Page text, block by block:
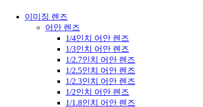
이미징 렌즈
어안 렌즈
1/4인치 어안 렌즈
1/3인치 어안 렌즈
1/2.7인치 어안 렌즈
1/2.5인치 어안 렌즈
1/2.3인치 어안 렌즈
1/2인치 어안 렌즈
1/1.8인치 어안 렌즈